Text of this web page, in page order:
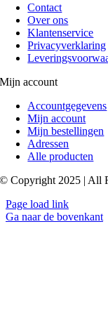
Contact
Over ons
Klantenservice
Privacyverklaring
Mijn account
Accountgegevens
Mijn account
Mijn bestellingen
Adressen
Alle producten
© Copyright 2025 | All
Page load link
Ga naar de bovenkant